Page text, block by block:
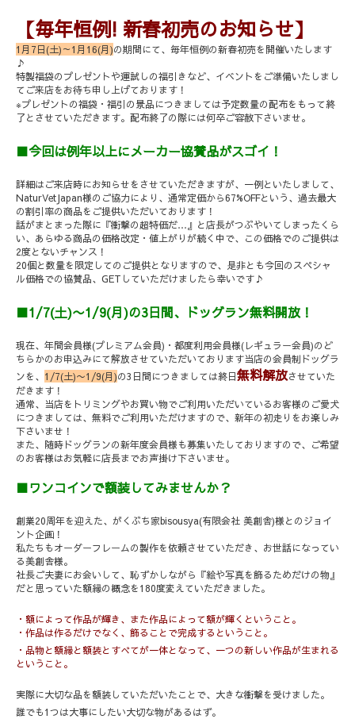
【毎年恒例! 新春初売のお知らせ】
1 月 7日(土)～1 月 16(月)の期間にて、毎年恒例の新春初売を開催いたします
♪
特製福袋のプレゼントや運試しの福引きなど、イベントをご準備いたしまし
てご来店をお待ち申し上げております！
※プレゼントの福袋・福引の景品につきましては予定数量の配布をもって終
了とさせていただきます。配布終了の際には何卒ご容赦下さいませ。
■今回は例年以上にメーカー協賛品がスゴイ！
詳細はご来店時にお知らせをさせていただきますが、一例といたしまして、
NaturVetJapan様のご協力により、通常定価から67%OFFという、過去最大
の割引率の商品をご提供いただいております！
話がまとまった際に『衝撃の超特価だ… 』と店長がつぶやいてしまったくら
い、あらゆる商品の価格改定・値上がりが続く中で、この価格でのご提供は
2度とないチャンス！
20個と数量を限定してのご提供となりますので、是非とも今回のスペシャ
ル価格での協賛品、 GET していただけましたら幸いです♪
■1/7(土)〜1/9(月)の3日間、ドッグラン無料開放！
現在、年間会員様(プレミアム会員) ・都度利用会員様(レギュラー会員)のど
ちらかのお申込みにて解放させていただいております当店の会員制ドッグラ
ンを、 1/7(土)〜1/9(月)の3 日間につきましては終日無料解放させていた
だきます！
通常、当店をトリミングやお買い物でご利用いただいているお客様のご愛犬
につきましては、無料でご利用いただけますので、新年の初走りをお楽しみ
下さいませ！
また、随時ドッグランの新年度会員様も募集いたしておりますので、ご希望
のお客様はお気軽に店長までお声掛け下さいませ。
■ワンコインで額装してみませんか？
創業20周年を迎えた、がくぶち家bisousya(有限会社 美創舎)様とのジョイ
ント企画！
私たちもオーダーフレームの製作を依頼させていただき、お世話になってい
る美創舎様。
社長ご夫妻にお会いして、恥ずかしながら『絵や写真を飾るためだけの物』
だと思っていた額縁の概念を180度変えていただきました。
・額によって作品が輝き、また作品によって額が輝くということ。
・ 作品は作るだけでなく、飾ることで完成するということ。
・ 品物と額縁と額装とすべてが一体となって、一つの新しい作品が生まれる
ということ。
実際に大切な品を額装していただいたことで、大きな衝撃を受けました。
誰でも1つは大事にしたい大切な物があるはず。